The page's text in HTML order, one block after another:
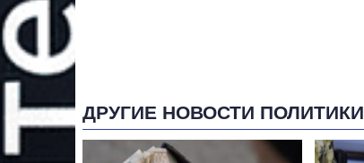
ДРУГИЕ НОВОСТИ ПОЛИТИКИ